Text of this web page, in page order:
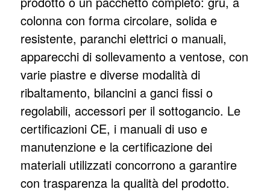
colonna con forma circolare, solida e
resistente, paranchi elettrici o manuali,
apparecchi di sollevamento a ventose, con
varie piastre e diverse modalità di
ribaltamento, bilancini a ganci fissi o
regolabili, accessori per il sottogancio. Le
certificazioni CE, i manuali di uso e
manutenzione e la certificazione dei
materiali utilizzati concorrono a garantire
con trasparenza la qualità del prodotto.